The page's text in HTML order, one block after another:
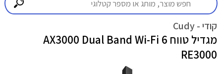
קודי - Cudy
מגדיל טווח AX3000 Dual Band Wi-Fi 6
RE3000